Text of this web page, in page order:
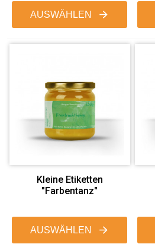
AUSWÄHLEN
Kleine Etiketten
"Farbentanz"
AUSWÄHLEN